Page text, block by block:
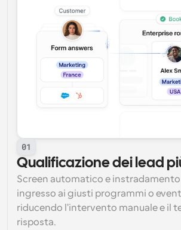
01
Qualificazione dei lead
Screen automatico e instradamento
ingresso ai giusti programmi o
riducendo l'intervento manuale e il
risposta.